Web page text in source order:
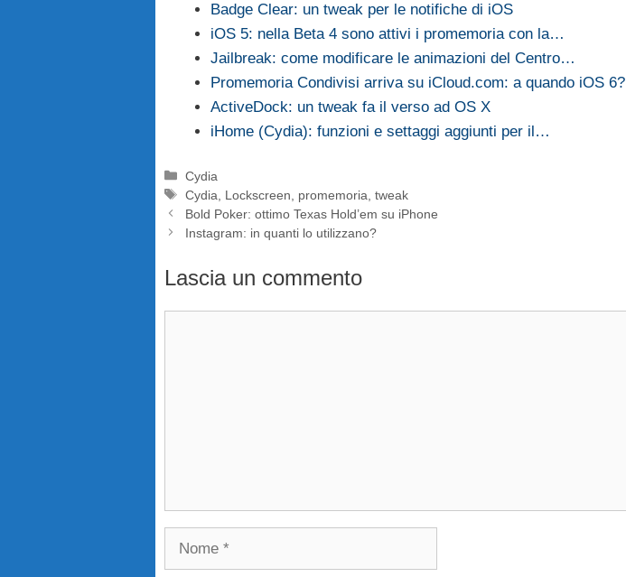
Badge Clear: un tweak per le notifiche di iOS
iOS 5: nella Beta 4 sono attivi i promemoria con la…
Jailbreak: come modificare le animazioni del Centro…
Promemoria Condivisi arriva su iCloud.com: a quando iOS 6?
ActiveDock: un tweak fa il verso ad OS X
iHome (Cydia): funzioni e settaggi aggiunti per il…
Categorie
Cydia
Tag
Cydia Lockscreen promemoria ,tweak
Bold Poker: ottimo Texas Hold’em su iPhone
Instagram: in quanti lo utilizzano?
Lascia un commento
Nome